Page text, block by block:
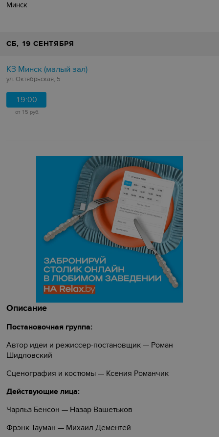
Минск
СБ, 19 СЕНТЯБРЯ
КЗ Минск (малый зал)
ул. Октябрьская, 5
19:00
от 15 руб.
Описание
Постановочная группа:
Автор идеи и режиссер-постановщик — Роман
Шидловский
Сценография и костюмы — Ксения Романчик
Действующие лица:
Чарльз Бенсон — Назар Вашетьков
Фрэнк Тауман — Михаил Дементей